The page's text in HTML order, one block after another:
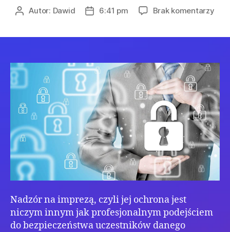
AutorAutor: Dawid
Data6:41 pm Brak komentarzydo
Nadzór na imprezą, czyli jej ochrona jest
niczym innym jak profesjonalnym podejściem
do bezpieczeństwa uczestników danego